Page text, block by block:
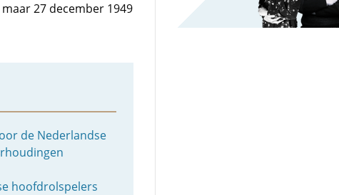
27 december 1949
de Nederlandse
hoofdrolspelers